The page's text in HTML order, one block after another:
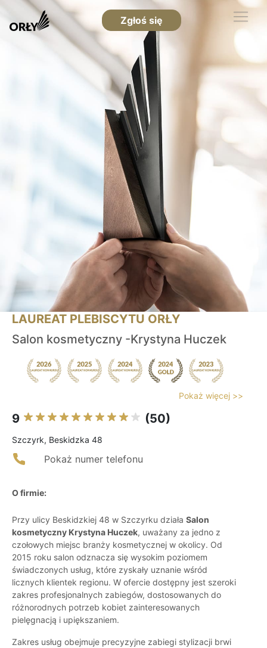
Zgłoś się
LAUREAT PLEBISCYTU ORŁY
Salon kosmetyczny -Krystyna Huczek
Pokaż więcej >>
9 (50)
Szczyrk, Beskidzka 48
Pokaż numer telefonu
O firmie:
Przy ulicy Beskidzkiej 48 w Szczyrku działa Salon
kosmetyczny Krystyna Huczek, uważany za jedno z
czołowych miejsc branży kosmetycznej w okolicy. Od
2015 roku salon odznacza się wysokim poziomem
świadczonych usług, które zyskały uznanie wśród
licznych klientek regionu. W ofercie dostępny jest szeroki
zakres profesjonalnych zabiegów, dostosowanych do
różnorodnych potrzeb kobiet zainteresowanych
pielęgnacją i upiększaniem.
Zakres usług obejmuje precyzyjne zabiegi stylizacji brwi